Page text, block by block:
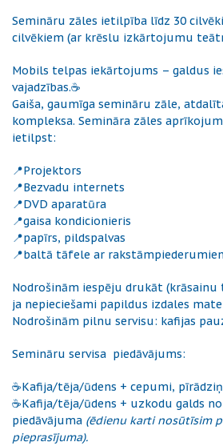
Semināru zāles ietilpība līdz 30
cilvēkiem (ar krēslu izkārtojumu
Mobils telpas iekārtojums – galdus
vajadzības.☕
Gaiša, gaumīga semināru zāle,
kompleksa. Semināra zāles
ietilpst:
📍Projektors
📍Bezvadu internets
📍DVD aparatūra
📍gaisa kondicionieris
📍papīrs, pildspalvas
📍baltā tāfele ar
Nodrošinām iespēju drukāt (krāsainu
ja nepieciešami papildus izdales
Nodrošinām pilnu servisu: kafijas
Semināru servisa piedāvājums:
☕Kafija/tēja/ūdens + cepumi,
☕Kafija/tēja/ūdens + uzkodu galds
piedāvājuma (ēdienu karti nosūtīsim
pieprasījuma).